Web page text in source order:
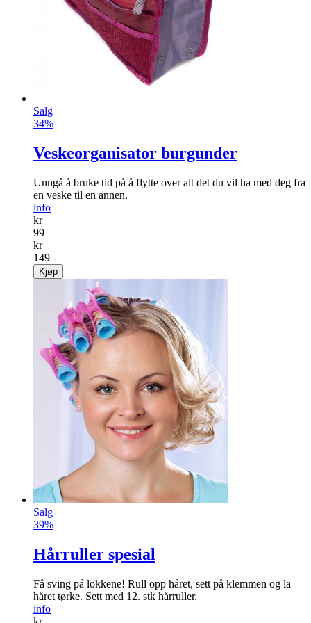
Salg
34%
Veskeorganisator burgunder
Unngå å bruke tid på å flytte over alt det du vil ha med deg fra
en veske til en annen.
info
kr
99
kr
149
Kjøp
Salg
39%
Hårruller spesial
Få sving på lokkene! Rull opp håret, sett på klemmen og la
håret tørke. Sett med 12. stk hårruller.
info